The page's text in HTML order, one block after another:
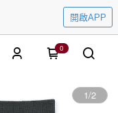
開啟APP
0
1/2